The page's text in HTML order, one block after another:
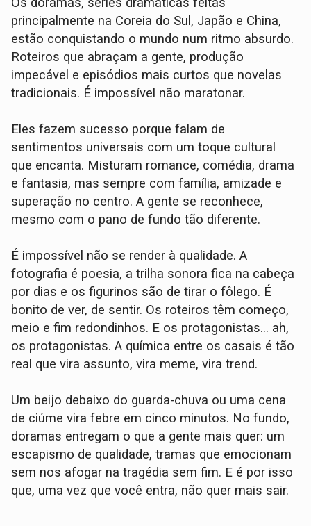
Os doramas, séries dramáticas feitas
principalmente na Coreia do Sul, Japão e China,
estão conquistando o mundo num ritmo absurdo.
Roteiros que abraçam a gente, produção
impecável e episódios mais curtos que novelas
tradicionais. É impossível não maratonar.
Eles fazem sucesso porque falam de
sentimentos universais com um toque cultural
que encanta. Misturam romance, comédia, drama
e fantasia, mas sempre com família, amizade e
superação no centro. A gente se reconhece,
mesmo com o pano de fundo tão diferente.
É impossível não se render à qualidade. A
fotografia é poesia, a trilha sonora fica na cabeça
por dias e os figurinos são de tirar o fôlego. É
bonito de ver, de sentir. Os roteiros têm começo,
meio e fim redondinhos. E os protagonistas… ah,
os protagonistas. A química entre os casais é tão
real que vira assunto, vira meme, vira trend.
Um beijo debaixo do guarda-chuva ou uma cena
de ciúme vira febre em cinco minutos. No fundo,
doramas entregam o que a gente mais quer: um
escapismo de qualidade, tramas que emocionam
sem nos afogar na tragédia sem fim. E é por isso
que, uma vez que você entra, não quer mais sair.